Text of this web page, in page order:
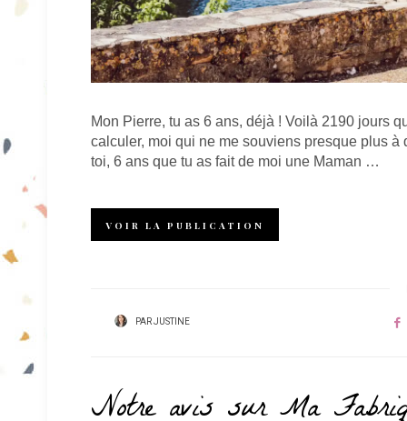
Mon Pierre, tu as 6 ans, déjà ! Voilà 2190 jours
calculer, moi qui ne me souviens presque plus
toi, 6 ans que tu as fait de moi une Maman …
VOIR LA PUBLICATION
PARJUSTINE